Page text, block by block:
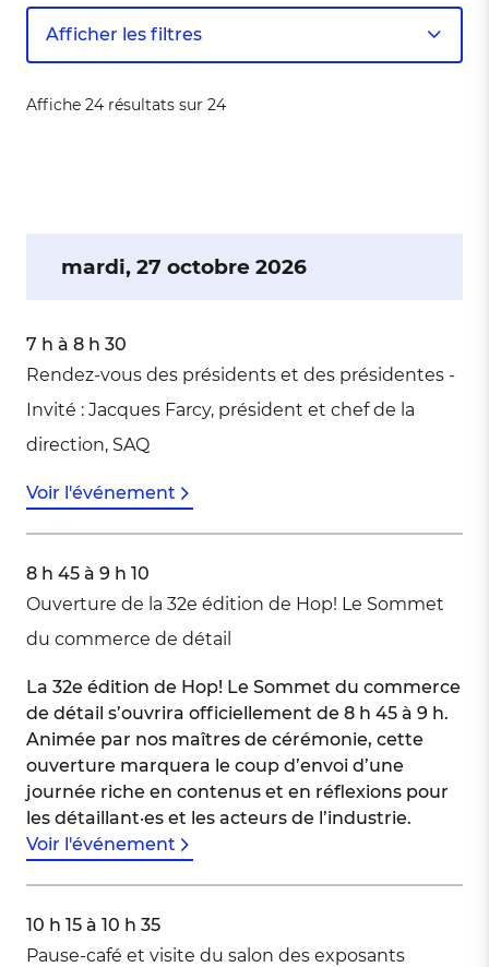
Afficher les filtres
Affiche 24 résultats sur 24
mardi, 27 octobre 2026
7 h à 8 h 30
Rendez-vous des présidents et des présidentes -
Invité : Jacques Farcy, président et chef de la
direction, SAQ
Voir l'événement
8 h 45 à 9 h 10
Ouverture de la 32e édition de Hop! Le Sommet
du commerce de détail
La 32e édition de Hop! Le Sommet du commerce
de détail s’ouvrira officiellement de 8 h 45 à 9 h.
Animée par nos maîtres de cérémonie, cette
ouverture marquera le coup d’envoi d’une
journée riche en contenus et en réflexions pour
les détaillant·es et les acteurs de l’industrie.
Voir l'événement
10 h 15 à 10 h 35
Pause-café et visite du salon des exposants